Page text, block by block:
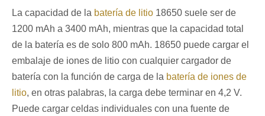
La capacidad de la batería de litio 18650 suele ser de
1200 mAh a 3400 mAh, mientras que la capacidad total
de la batería es de solo 800 mAh. 18650 puede cargar el
embalaje de iones de litio con cualquier cargador de
batería con la función de carga de la batería de iones de
litio, en otras palabras, la carga debe terminar en 4,2 V.
Puede cargar celdas individuales con una fuente de